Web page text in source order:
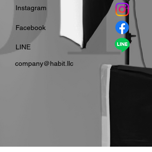
Instagram
​Facebook
​LINE
company＠habit.llc